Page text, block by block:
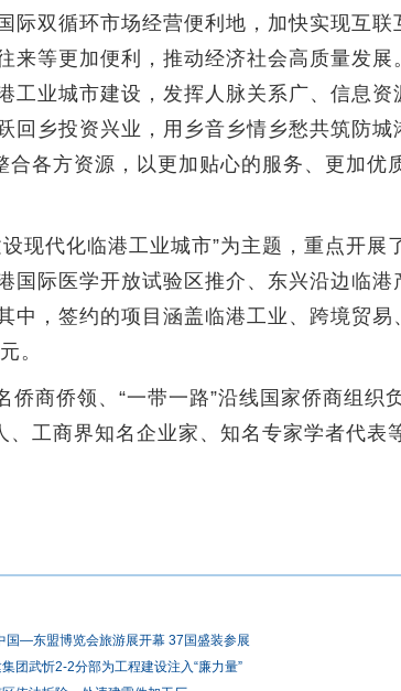
际双循环市场经营便利地，加快实现互联
等更加便利，推动经济社会高质量发展
工业城市建设，发挥人脉关系广、信息资
回乡投资兴业，用乡音乡情乡愁共筑防城
合各方资源，以更加贴心的服务、更加优
代化临港工业城市”为主题，重点开展
国际医学开放试验区推介、东兴沿边临港
，签约的项目涵盖临港工业、跨境贸易
。
商侨领、“一带一路”沿线国家侨商组织
、工商界知名企业家、知名专家学者代表
国—东盟博览会旅游展开幕 37国盛装参展
团武忻2-2分部为工程建设注入“廉力量”